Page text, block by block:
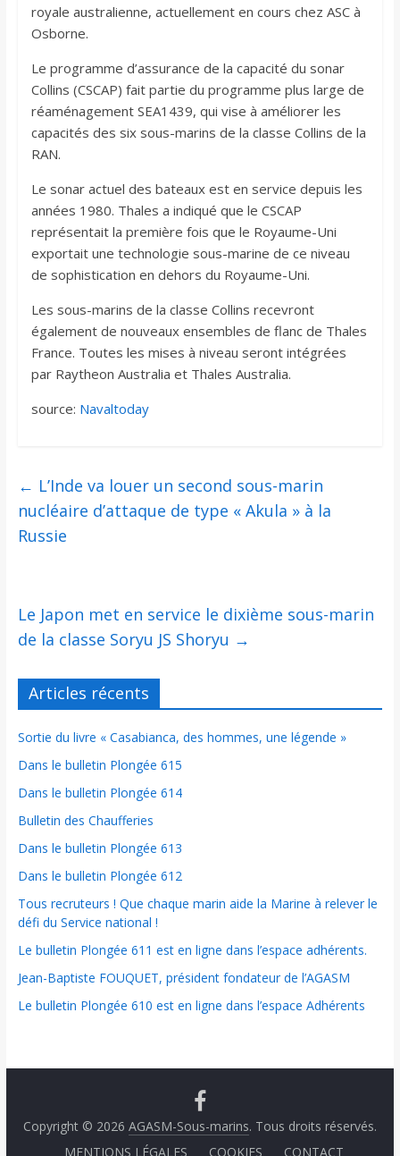
royale australienne, actuellement en cours chez ASC à
Osborne.
Le programme d’assurance de la capacité du sonar
Collins (CSCAP) fait partie du programme plus large de
réaménagement SEA1439, qui vise à améliorer les
capacités des six sous-marins de la classe Collins de la
RAN.
Le sonar actuel des bateaux est en service depuis les
années 1980. Thales a indiqué que le CSCAP
représentait la première fois que le Royaume-Uni
exportait une technologie sous-marine de ce niveau
de sophistication en dehors du Royaume-Uni.
Les sous-marins de la classe Collins recevront
également de nouveaux ensembles de flanc de Thales
France. Toutes les mises à niveau seront intégrées
par Raytheon Australia et Thales Australia.
source: Navaltoday
← L’Inde va louer un second sous-marin
nucléaire d’attaque de type « Akula » à la
Russie
Le Japon met en service le dixième sous-marin
de la classe Soryu JS Shoryu →
Articles récents
Sortie du livre « Casabianca, des hommes, une légende »
Dans le bulletin Plongée 615
Dans le bulletin Plongée 614
Bulletin des Chaufferies
Dans le bulletin Plongée 613
Dans le bulletin Plongée 612
Tous recruteurs ! Que chaque marin aide la Marine à relever le
défi du Service national !
Le bulletin Plongée 611 est en ligne dans l’espace adhérents.
Jean-Baptiste FOUQUET, président fondateur de l’AGASM
Le bulletin Plongée 610 est en ligne dans l’espace Adhérents
Copyright © 2026 AGASM-Sous-marins. Tous droits réservés.
MENTIONS LÉGALES
COOKIES CONTACT